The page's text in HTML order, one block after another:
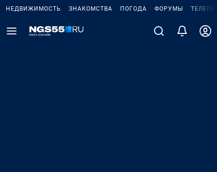
НЕДВИЖИМОСТЬ ЗНАКОМСТВА ПОГОДА ФОРУМЫ